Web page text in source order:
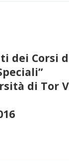
dei Corsi
di Tor